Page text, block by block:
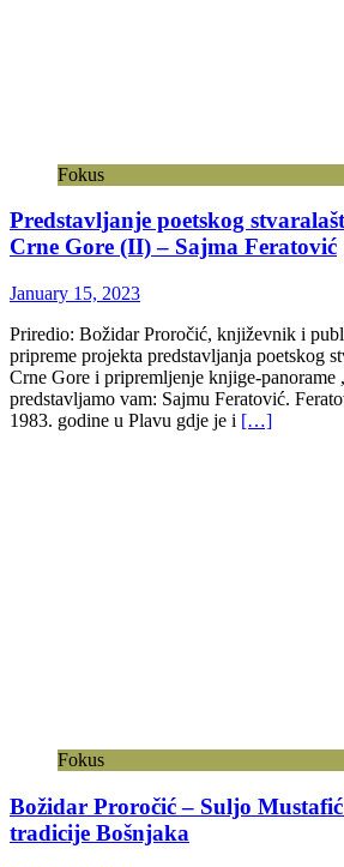
Fokus
Predstavljanje poetskog
Crne Gore (II) – Sajma Feratović
January 15, 2023
Priredio: Božidar Proročić, književnik i
pripreme projekta predstavljanja poetskog
Crne Gore i pripremljenje knjige-panorame
predstavljamo vam: Sajmu Feratović.
1983. godine u Plavu gdje je i […]
Fokus
Božidar Proročić – Suljo
tradicije Bošnjaka